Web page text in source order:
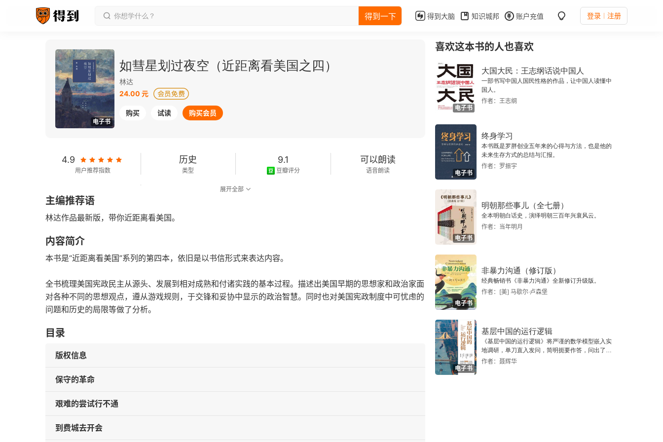
得到一下 得到大脑 知识城邦 账户充值 登录 注册
电子书
如彗星划过夜空（近距离看美国之四）
林达
24.00 元
购买 试读 购买会员
4.9
用户推荐指数
历史
类型
9.1
豆瓣评分
可以朗读
语音朗读
字数
展开全部
主编推荐语
林达作品最新版，带你近距离看美国。
内容简介
本书是“近距离看美国”系列的第四本，依旧是以书信形式来表达内容。
全书梳理美国宪政民主从源头、发展到相对成熟和付诸实践的基本过程。描述出美国早期的思想家和政治家面
对各种不同的思想观点，遵从游戏规则，于交锋和妥协中显示的政治智慧。同时也对美国宪政制度中可忧虑的
问题和历史的局限等做了分析。
目录
版权信息
保守的革命
艰难的尝试行不通
到费城去开会
喜欢这本书的人也喜欢
电子书
大国大民：王志纲话说中国人
一部书写中国人国民性格的作品，让中国人读懂中
国人。
作者：王志纲
电子书
终身学习
本书既是罗胖创业五年来的心得与方法，也是他的
未来生存方式的总结与汇报。
作者：罗振宇
电子书
明朝那些事儿（全七册）
全本明朝白话史，演绎明朝三百年兴衰风云。
作者：当年明月
电子书
非暴力沟通（修订版）
经典畅销书《非暴力沟通》全新修订升级版。
作者：[美] 马歇尔·卢森堡
电子书
基层中国的运行逻辑
《基层中国的运行逻辑》将严谨的数学模型嵌入实
地调研，单刀直入发问，简明扼要作答，问出了一
个真实切近的基层中国。
作者：聂辉华